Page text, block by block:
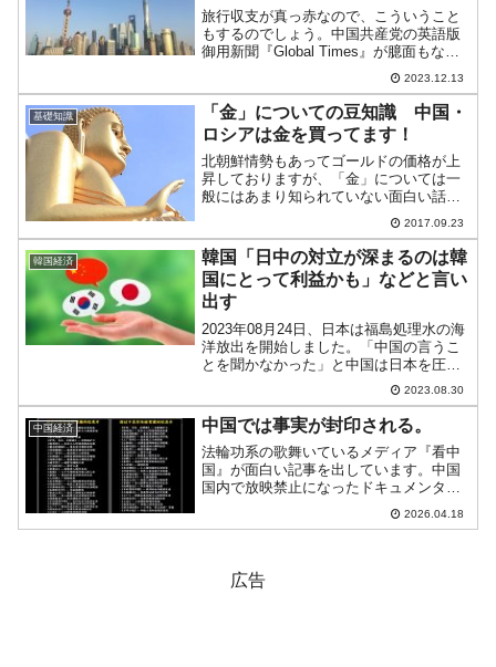
旅行収支が真っ赤なので、こういうこと
もするのでしょう。中国共産党の英語版
御用新聞『Global Times』が臆面もな
く、面白い記事を出しています。以下に
一部を引用してみます。中国は外国人の
利便性を高め、国際的な人材交流を加速
させるための措...
2023.12.13
基礎知識
「金」についての豆知識 中国・
ロシアは金を買ってます！
北朝鮮情勢もあってゴールドの価格が上
昇しておりますが、「金」については一
般にはあまり知られていない面白い話が
ありますので、今回はそれをご紹介しま
す。■アメリカは金を持ちすぎ!?各国の中
央銀行が多くの金を購入しているという
事実があります。これ...
2017.09.23
韓国経済
韓国「日中の対立が深まるのは韓
国にとって利益かも」などと言い
出す
2023年08月24日、日本は福島処理水の海
洋放出を開始しました。「中国の言うこ
とを聞かなかった」と中国は日本を圧迫
する動きに出ており、日本もこれに反
発。日中の対立が深まっています。この
状況について、韓国メディア
『NEWSIS』が興味深い記...
2023.08.30
中国経済 中国では事実が封印される。
法輪功系の歌舞いているメディア『看中
国』が面白い記事を出しています。中国
国内で放映禁止になったドキュメンタリ
ーのリスト画像を紹介しているのです。
「あまりにも現実的すぎるため封印され
2026.04.18
広告